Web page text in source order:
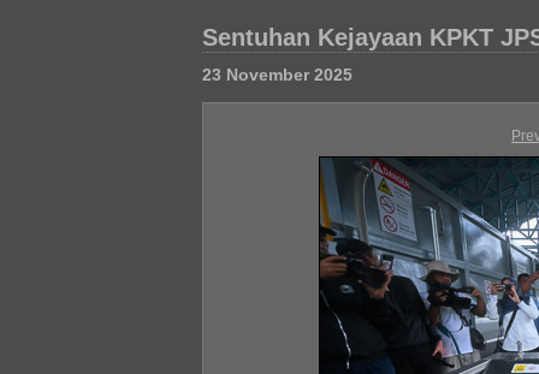
Sentuhan Kejayaan KPKT
23 November 2025